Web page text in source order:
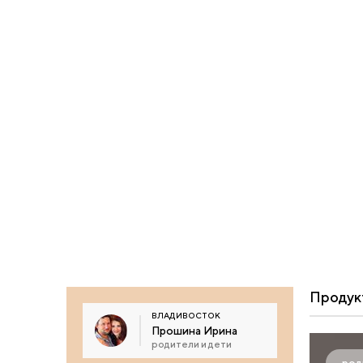
ВЛАДИВОСТОК
Прошина Ирина
родители и дети